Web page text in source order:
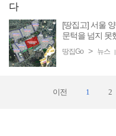
다
[땅집고] 서울
문턱을 넘지 못
서울시는 지난
땅집Go > 뉴스 |
이전 1 2